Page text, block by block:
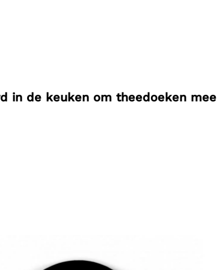
in de keuken om theedoeken mee